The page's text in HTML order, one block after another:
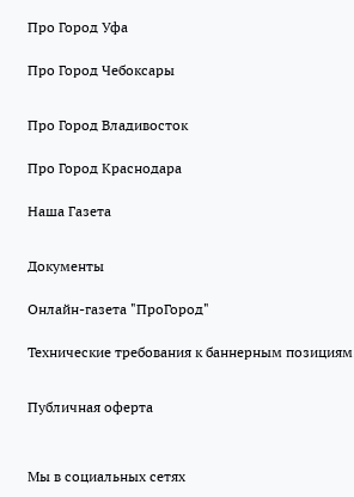
Про Город Уфа
Про Город Чебоксары
Про Город Владивосток
Про Город Краснодара
Наша Газета
Документы
Онлайн-газета "ПроГород"
Технические требования к баннерным позициям
Публичная оферта
Мы в социальных сетях